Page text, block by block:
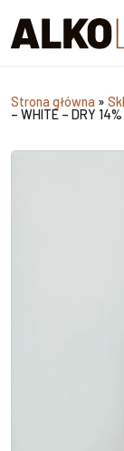
Strona główna »
– WHITE – DRY